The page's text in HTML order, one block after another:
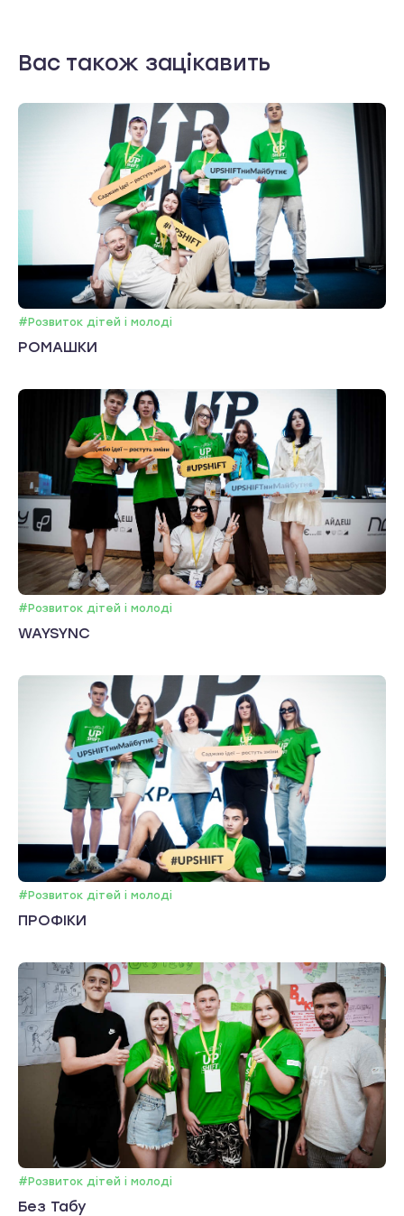
Вас також зацікавить
#Розвиток дітей і молоді
РОМАШКИ
#Розвиток дітей і молоді
WAYSYNC
#Розвиток дітей і молоді
ПРОФІКИ
#Розвиток дітей і молоді
Без Табу